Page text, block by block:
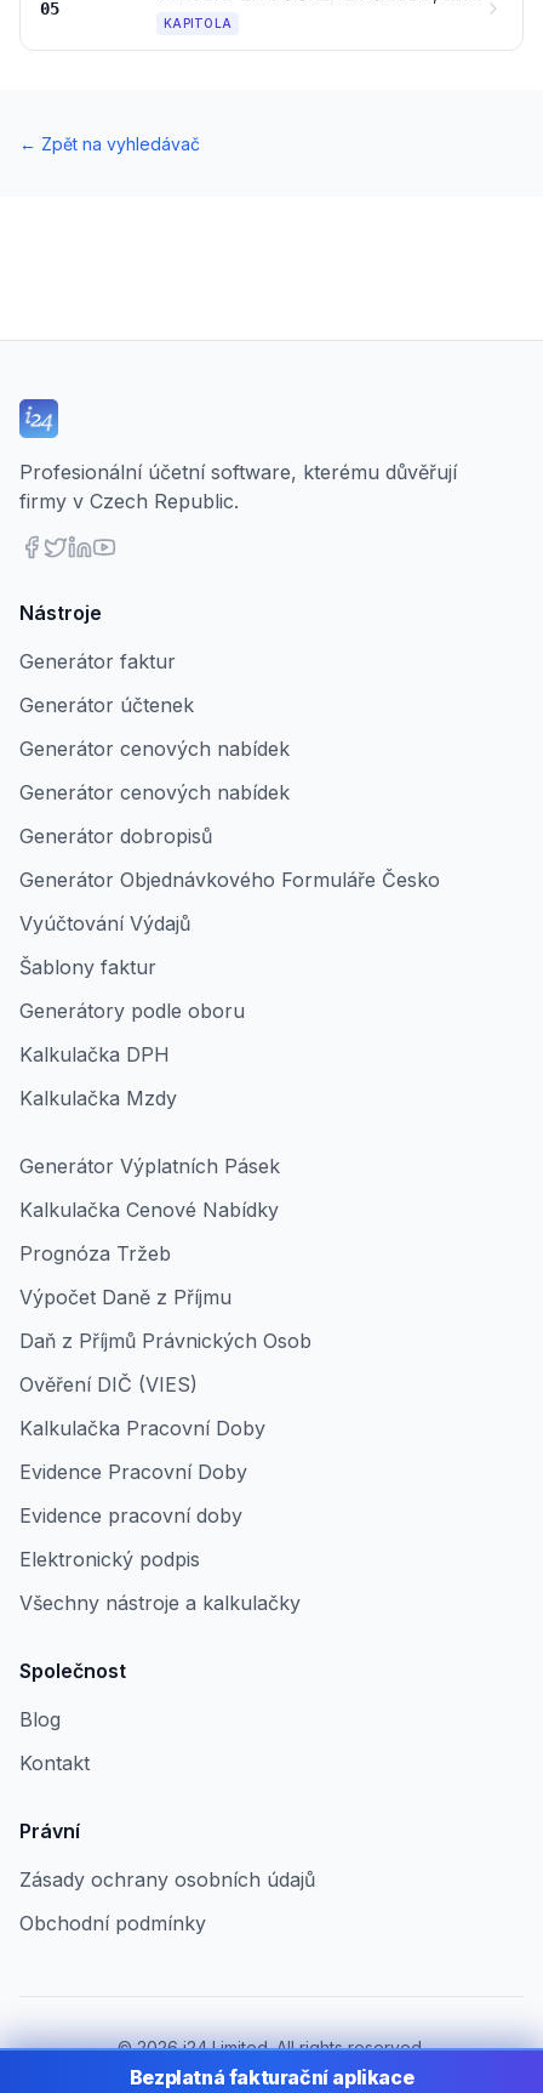
05
KAPITOLA
← Zpět na vyhledávač
Profesionální účetní software, kterému důvěřují
firmy v Czech Republic.
Nástroje
Generátor faktur
Generátor účtenek
Generátor cenových nabídek
Generátor cenových nabídek
Generátor dobropisů
Generátor Objednávkového Formuláře Česko
Vyúčtování Výdajů
Šablony faktur
Generátory podle oboru
Kalkulačka DPH
Kalkulačka Mzdy
Generátor Výplatních Pásek
Kalkulačka Cenové Nabídky
Prognóza Tržeb
Výpočet Daně z Příjmu
Daň z Příjmů Právnických Osob
Ověření DIČ (VIES)
Kalkulačka Pracovní Doby
Evidence Pracovní Doby
Evidence pracovní doby
Elektronický podpis
Všechny nástroje a kalkulačky
Společnost
Blog
Kontakt
Právní
Zásady ochrany osobních údajů
Obchodní podmínky
©2026i24 Limited. All rights reserved.
Pro firmy v Czech Republic
Bezplatná fakturační aplikace